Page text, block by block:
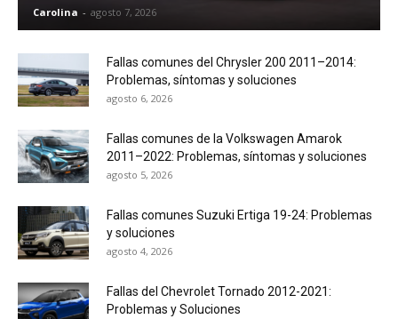
Carolina - agosto 7, 2026
Fallas comunes del Chrysler 200 2011–2014:
Problemas, síntomas y soluciones
agosto 6, 2026
Fallas comunes de la Volkswagen Amarok
2011–2022: Problemas, síntomas y soluciones
agosto 5, 2026
Fallas comunes Suzuki Ertiga 19-24: Problemas
y soluciones
agosto 4, 2026
Fallas del Chevrolet Tornado 2012-2021:
Problemas y Soluciones